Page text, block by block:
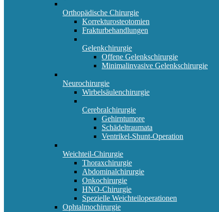
Orthopädische Chirurgie
Korrekturosteotomien
Frakturbehandlungen
Gelenkchirurgie
Offene Gelenkschirurgie
Minimalinvasive Gelenkschirurgie
Neurochirurgie
Wirbelsäulenchirurgie
Cerebralchirurgie
Gehirntumore
Schädeltraumata
Ventrikel-Shunt-Operation
Weichteil-Chirurgie
Thoraxchirurgie
Abdominalchirurgie
Onkochirurgie
HNO-Chirurgie
Spezielle Weichteiloperationen
Ophtalmochirurgie